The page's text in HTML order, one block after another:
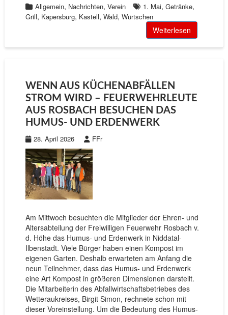
Allgemein, Nachrichten, Verein 1. Mai, Getränke,
Grill, Kapersburg, Kastell, Wald, Würtschen
Weiterlesen
WENN AUS KÜCHENABFÄLLEN
STROM WIRD – FEUERWEHRLEUTE
AUS ROSBACH BESUCHEN DAS
HUMUS- UND ERDENWERK
28. April 2026 FFr
Am Mittwoch besuchten die Mitglieder der Ehren- und
Altersabteilung der Freiwilligen Feuerwehr Rosbach v.
d. Höhe das Humus- und Erdenwerk in Niddatal-
Ilbenstadt. Viele Bürger haben einen Kompost im
eigenen Garten. Deshalb erwarteten am Anfang die
neun Teilnehmer, dass das Humus- und Erdenwerk
eine Art Kompost in größeren Dimensionen darstellt.
Die Mitarbeiterin des Abfallwirtschaftsbetriebes des
Wetteraukreises, Birgit Simon, rechnete schon mit
dieser Voreinstellung. Um die Bedeutung des Humus-